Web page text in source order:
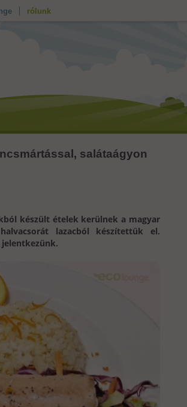
rólunk
salátaágyon
készült ételek kerülnek a magyar
lazacból készítettük el.
jelentkezünk.